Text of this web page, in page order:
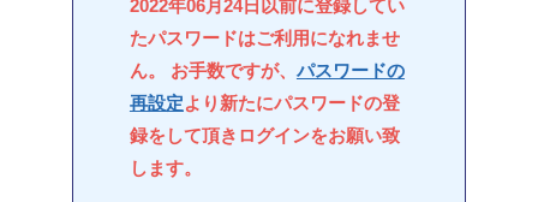
2022年06月24日以前に登録してい
たパスワードはご利用になれませ
ん。 お手数ですが、 パスワードの
再設定より新たにパスワードの登
録をして頂きログインをお願い致
します。